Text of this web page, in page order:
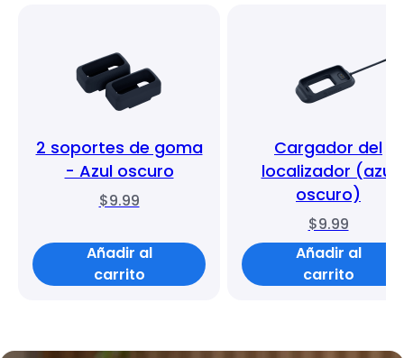
2 soportes de goma
- Azul oscuro
$9.99
Añadir al
carrito
Cargador del
localizador (azul
oscuro)
$9.99
Añadir al
carrito